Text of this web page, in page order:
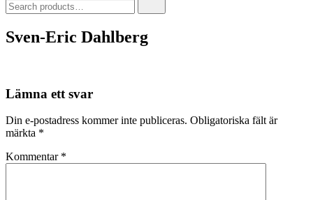
for:
Sven-Eric Dahlberg
Lämna ett svar
Din e-postadress kommer inte publiceras. Obligatoriska fält är
märkta *
Kommentar *